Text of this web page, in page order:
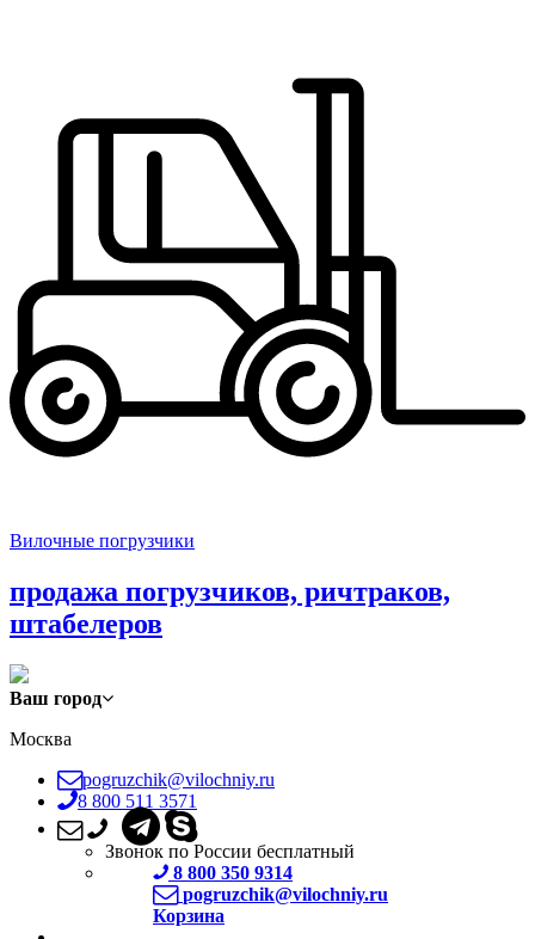
Вилочные погрузчики
продажа погрузчиков, ричтраков,
штабелеров
Ваш город
Москва
pogruzchik@vilochniy.ru
8 800 511 3571
Звонок по России бесплатный
8 800 350 9314
pogruzchik@vilochniy.ru
Корзина